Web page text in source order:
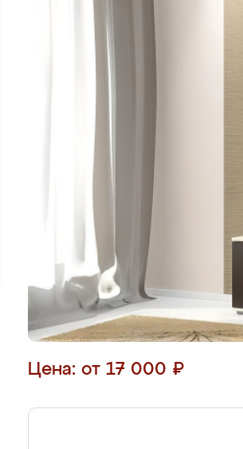
Цена: от 17 000 ₽